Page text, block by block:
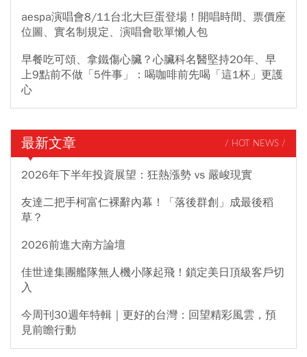
aespa演唱會8/11台北大巨蛋登場！開唱時間、票價座
位圖、實名制規定、演唱會歌單懶人包
早餐吃可頌、拿鐵傷心臟？心臟科名醫堅持20年、早
上9點前不做「5件事」：喝咖啡前先喝「這1杯」更護
心
最新文章 / HOT NEWS /
2026年下半年投資展望：狂熱漲勢 vs 嚴峻現實
友達二把手柯富仁裸辭內幕！「落後群創」成最後稻
草？
2026前進大南方論壇
佳世達集團艦隊無人機小隊起飛！鎖定美日頂級客戶切
入
今周刊30週年特輯｜更好的台灣：回望精彩風雲，預
見前瞻行動